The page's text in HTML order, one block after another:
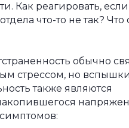
Как реагировать,
что-то не так? Что
обычно
стрессом, но
также являются